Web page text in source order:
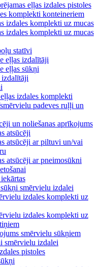
eļļas izdales pistoles
komplekti konteineriem
izdales komplekti uz mucas
izdales komplekti uz mucas
statīvi
eļļas izdalītāji
eļļas sūkņi
izdalītāji
izdales komplekti
padeves ruļļi un
un noliešanas aprīkojums
atsūcēji
atsūcēji ar piltuvi un/vai
atsūcēji ar pneimosūkni
smērvielu izdalei
izdales komplekti uz
izdales komplekti uz
smērvielu sūkņiem
smērvielu izdalei
pistoles